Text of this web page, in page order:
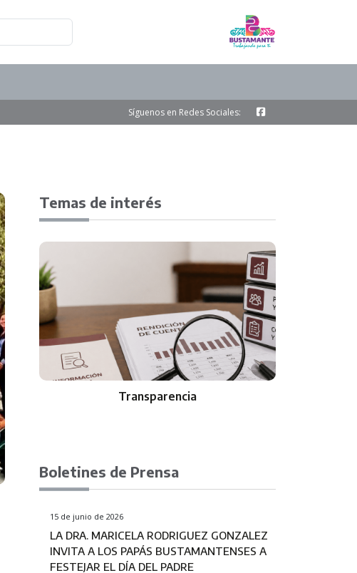
Síguenos en Redes Sociales:
Temas de interés
Transparencia
Boletines de Prensa
15 de junio de 2026
LA DRA. MARICELA RODRIGUEZ GONZALEZ
INVITA A LOS PAPÁS BUSTAMANTENSES A
FESTEJAR EL DÍA DEL PADRE